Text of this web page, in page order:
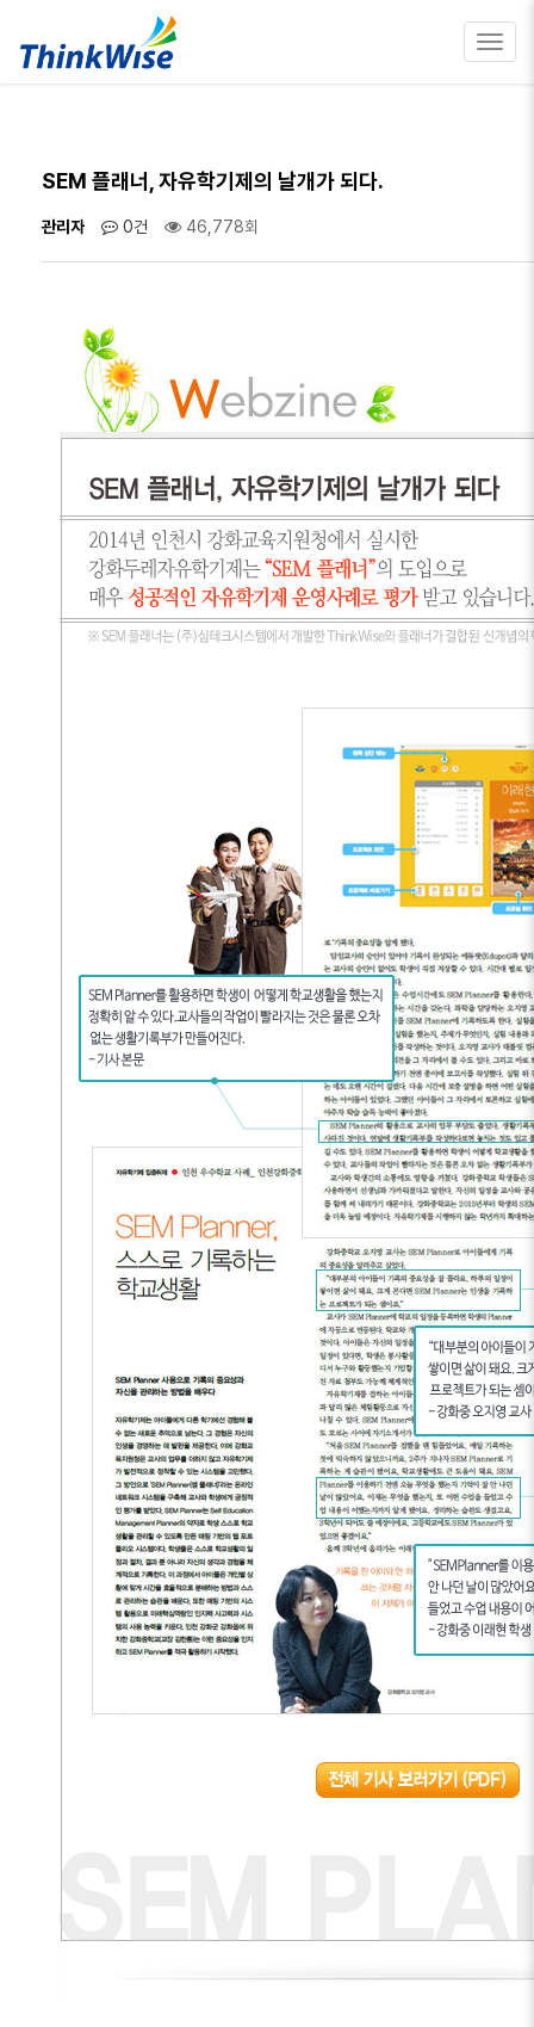
SEM 플래너, 자유학기제의 날개가 되다.
관리자 0건 46,778회